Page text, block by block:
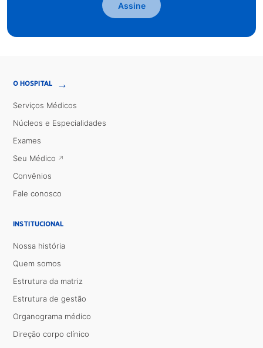
Assine
O HOSPITAL →
Serviços Médicos
Núcleos e Especialidades
Exames
Seu Médico
Convênios
Fale conosco
INSTITUCIONAL
Nossa história
Quem somos
Estrutura da matriz
Estrutura de gestão
Organograma médico
Direção corpo clínico